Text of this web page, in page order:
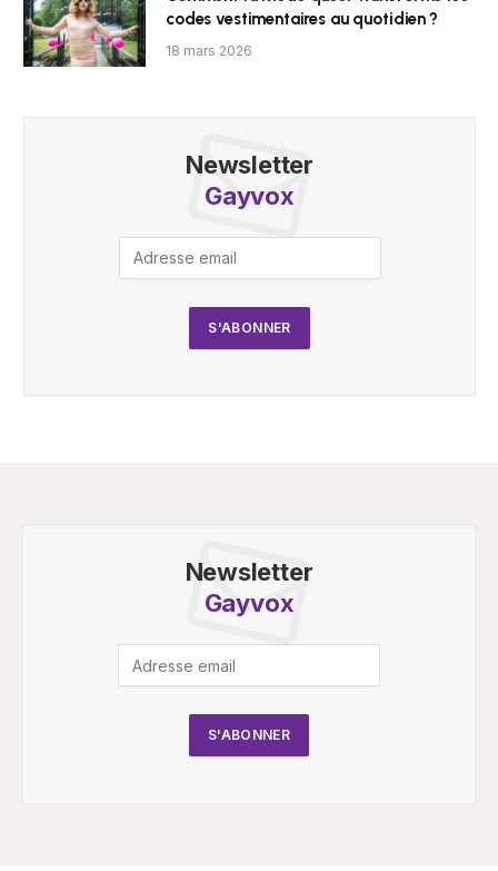
codes vestimentaires au quotidien ?
18 mars 2026
Newsletter
Gayvox
Newsletter
Gayvox